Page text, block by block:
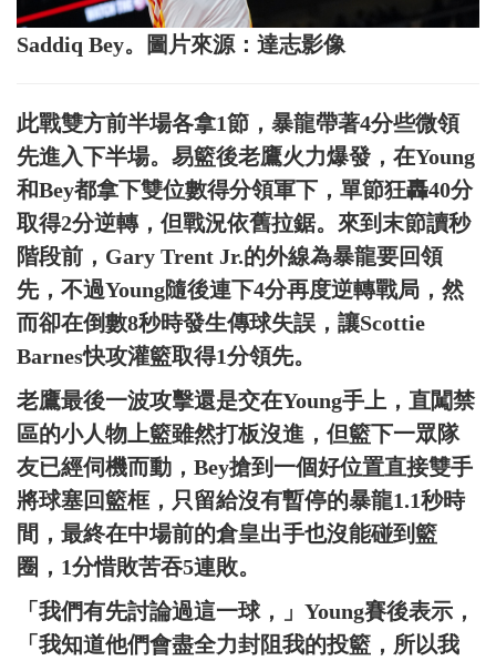
Saddiq Bey。圖片來源：達志影像
此戰雙方前半場各拿1節，暴龍帶著4分些微領
先進入下半場。易籃後老鷹火力爆發，在Young
和Bey都拿下雙位數得分領軍下，單節狂轟40分
取得2分逆轉，但戰況依舊拉鋸。來到末節讀秒
階段前，Gary Trent Jr.的外線為暴龍要回領
先，不過Young隨後連下4分再度逆轉戰局，然
而卻在倒數8秒時發生傳球失誤，讓Scottie
Barnes快攻灌籃取得1分領先。
老鷹最後一波攻擊還是交在Young手上，直闖禁
區的小人物上籃雖然打板沒進，但籃下一眾隊
友已經伺機而動，Bey搶到一個好位置直接雙手
將球塞回籃框，只留給沒有暫停的暴龍1.1秒時
間，最終在中場前的倉皇出手也沒能碰到籃
圈，1分惜敗苦吞5連敗。
「我們有先討論過這一球，」Young賽後表示，
「我知道他們會盡全力封阻我的投籃，所以我